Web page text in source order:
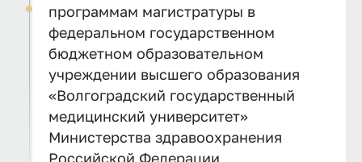
программам магистратуры в
федеральном государственном
бюджетном образовательном
учреждении высшего образования
«Волгоградский государственный
медицинский университет»
Министерства здравоохранения
Российской Федерации